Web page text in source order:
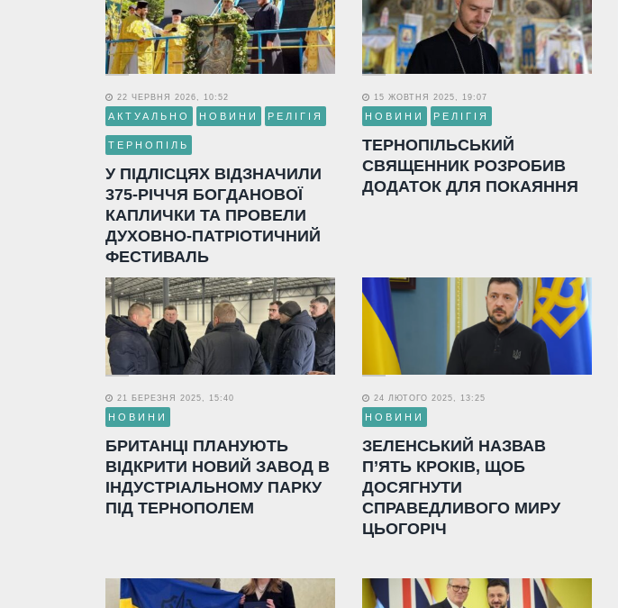
22 ЧЕРВНЯ 2026, 10:52
АКТУАЛЬНО НОВИНИ РЕЛІГІЯ
ТЕРНОПІЛЬ
У ПІДЛІСЦЯХ ВІДЗНАЧИЛИ
375-РІЧЧЯ БОГДАНОВОЇ
КАПЛИЧКИ ТА ПРОВЕЛИ
ДУХОВНО-ПАТРІОТИЧНИЙ
ФЕСТИВАЛЬ
15 ЖОВТНЯ 2025, 19:07
НОВИНИ РЕЛІГІЯ
ТЕРНОПІЛЬСЬКИЙ
СВЯЩЕННИК РОЗРОБИВ
ДОДАТОК ДЛЯ ПОКАЯННЯ
21 БЕРЕЗНЯ 2025, 15:40
НОВИНИ
БРИТАНЦІ ПЛАНУЮТЬ
ВІДКРИТИ НОВИЙ ЗАВОД В
ІНДУСТРІАЛЬНОМУ ПАРКУ
ПІД ТЕРНОПОЛЕМ
24 ЛЮТОГО 2025, 13:25
НОВИНИ
ЗЕЛЕНСЬКИЙ НАЗВАВ
П’ЯТЬ КРОКІВ, ЩОБ
ДОСЯГНУТИ
СПРАВЕДЛИВОГО МИРУ
ЦЬОГОРІЧ